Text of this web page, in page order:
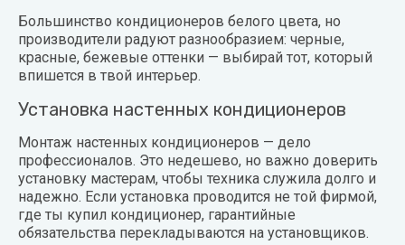
Большинство кондиционеров белого цвета, но
производители радуют разнообразием: черные,
красные, бежевые оттенки — выбирай тот, который
впишется в твой интерьер.
Установка настенных кондиционеров
Монтаж настенных кондиционеров — дело
профессионалов. Это недешево, но важно доверить
установку мастерам, чтобы техника служила долго и
надежно. Если установка проводится не той фирмой,
где ты купил кондиционер, гарантийные
обязательства перекладываются на установщиков.